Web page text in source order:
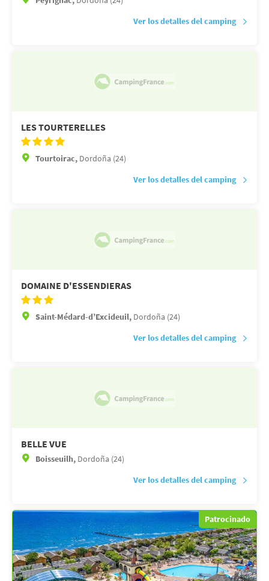
Ver los detalles del camping
LES TOURTERELLES
Tourtoirac, Dordoña (24)
Ver los detalles del camping
DOMAINE D'ESSENDIERAS
Saint-Médard-d’Excideuil, Dordoña (24)
Ver los detalles del camping
BELLE VUE
Boisseuilh, Dordoña (24)
Ver los detalles del camping
Patrocinado